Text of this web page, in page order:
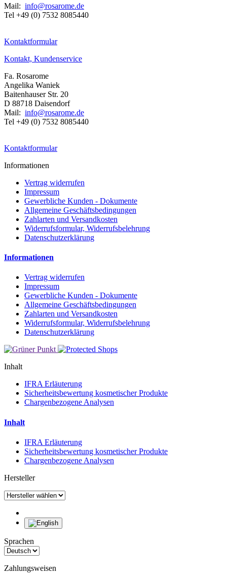
Mail: info@rosarome.de
Tel +49 (0) 7532 8085440
Kontaktformular
Kontakt, Kundenservice
Fa. Rosarome
Angelika Waniek
Baitenhauser Str. 20
D 88718 Daisendorf
Mail: info@rosarome.de
Tel +49 (0) 7532 8085440
Kontaktformular
Informationen
Vertrag widerrufen
Impressum
Gewerbliche Kunden - Dokumente
Allgemeine Geschäftsbedingungen
Zahlarten und Versandkosten
Widerrufsformular, Widerrufsbelehrung
Datenschutzerklärung
Informationen
Vertrag widerrufen
Impressum
Gewerbliche Kunden - Dokumente
Allgemeine Geschäftsbedingungen
Zahlarten und Versandkosten
Widerrufsformular, Widerrufsbelehrung
Datenschutzerklärung
Inhalt
IFRA Erläuterung
Sicherheitsbewertung kosmetischer Produkte
Chargenbezogene Analysen
Inhalt
IFRA Erläuterung
Sicherheitsbewertung kosmetischer Produkte
Chargenbezogene Analysen
Hersteller
Sprachen
Zahlungsweisen